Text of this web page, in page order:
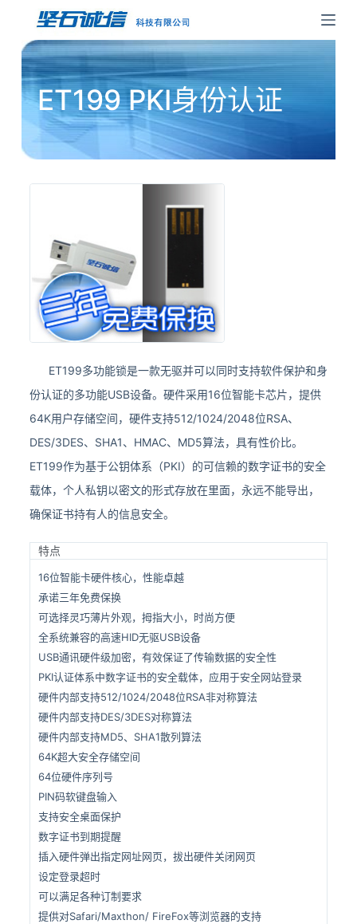
过
内
容
ET199 PKI身份认证
ET199多功能锁是一款无驱并可以同时支持软件保护和身
份认证的多功能USB设备。硬件采用16位智能卡芯片，提供
64K用户存储空间，硬件支持512/1024/2048位RSA、
DES/3DES、SHA1、HMAC、MD5算法，具有性价比。
ET199作为基于公钥体系（PKI）的可信赖的数字证书的安全
载体，个人私钥以密文的形式存放在里面，永远不能导出，
确保证书持有人的信息安全。
特点
16位智能卡硬件核心，性能卓越
承诺三年免费保换
可选择灵巧薄片外观，拇指大小，时尚方便
全系统兼容的高速HID无驱USB设备
USB通讯硬件级加密，有效保证了传输数据的安全性
PKI认证体系中数字证书的安全载体，应用于安全网站登录
硬件内部支持512/1024/2048位RSA非对称算法
硬件内部支持DES/3DES对称算法
硬件内部支持MD5、SHA1散列算法
64K超大安全存储空间
64位硬件序列号
PIN码软键盘输入
支持安全桌面保护
数字证书到期提醒
插入硬件弹出指定网址网页，拔出硬件关闭网页
设定登录超时
可以满足各种订制要求
提供对Safari/Maxthon/ FireFox等浏览器的支持